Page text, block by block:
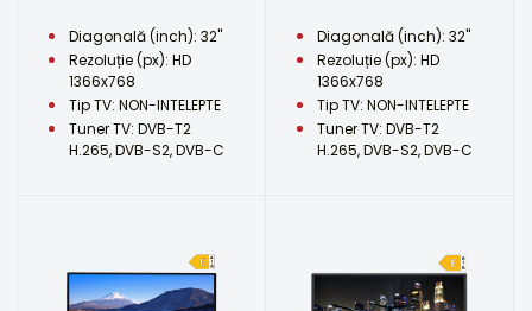
Diagonală (inch): 32"
Rezoluție (px): HD
1366x768
Tip TV: NON-INTELEPTE
Tuner TV: DVB-T2
H.265, DVB-S2, DVB-C
Diagonală (inch): 32"
Rezoluție (px): HD
1366x768
Tip TV: NON-INTELEPTE
Tuner TV: DVB-T2
H.265, DVB-S2, DVB-C